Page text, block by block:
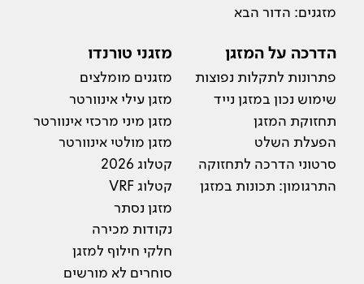
מזגנים: הדור הבא
הדרכה על המזגן
פתרונות לתקלות נפוצות
שימוש נכון במזגן נייד
תחזוקת המזגן
הפעלת השלט
סרטוני הדרכה לתחזוקה
התרגומון: תכונות במזגן
מזגני טורנדו
מזגנים מומלצים
מזגן עילי אינוורטר
מזגן מיני מרכזי אינוורטר
מזגן מולטי אינוורטר
קטלוג 2026
קטלוג VRF
מזגן נסתר
נקודות מכירה
חלקי חילוף למזגן
סוחרים לא מורשים